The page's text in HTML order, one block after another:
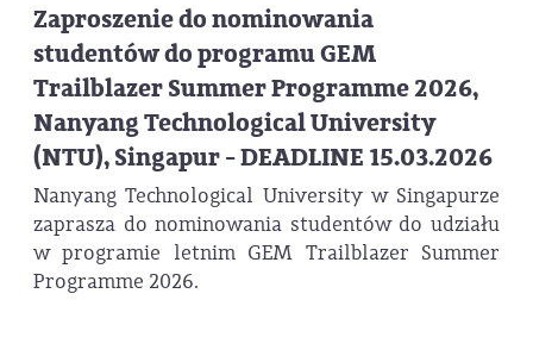
Zaproszenie do nominowania
studentów do programu GEM
Trailblazer Summer Programme 2026,
Nanyang Technological University
(NTU), Singapur - DEADLINE 15.03.2026
Nanyang Technological University w Singapurze
zaprasza do nominowania studentów do udziału
w programie letnim GEM Trailblazer Summer
Programme 2026.